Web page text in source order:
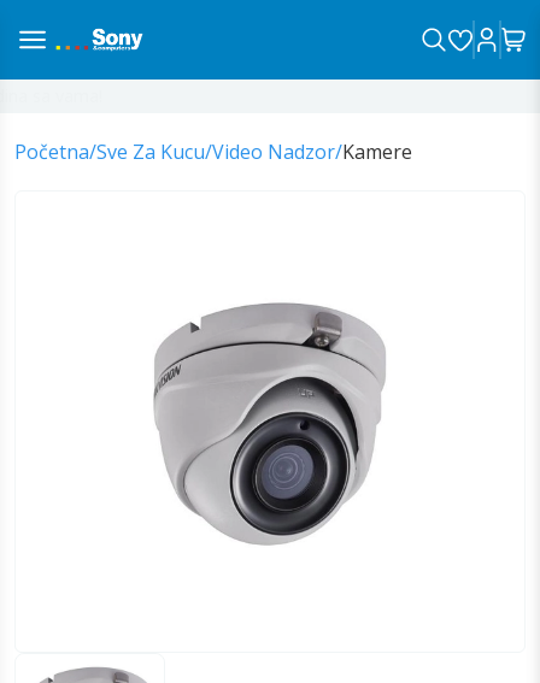
Početna/Sve Za Kucu/Video Nadzor/Kamere